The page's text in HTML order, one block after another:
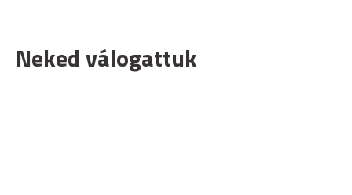
Neked válogattuk